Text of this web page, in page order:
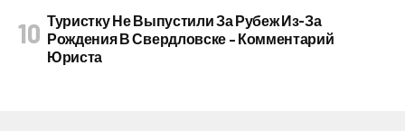
Туристку Не Выпустили За Рубеж Из-За
Рождения В Свердловске – Комментарий
Юриста